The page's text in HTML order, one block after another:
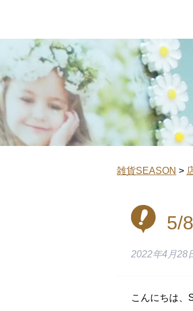
雑貨SEASON >
5/
2022年4月28
こんにちは